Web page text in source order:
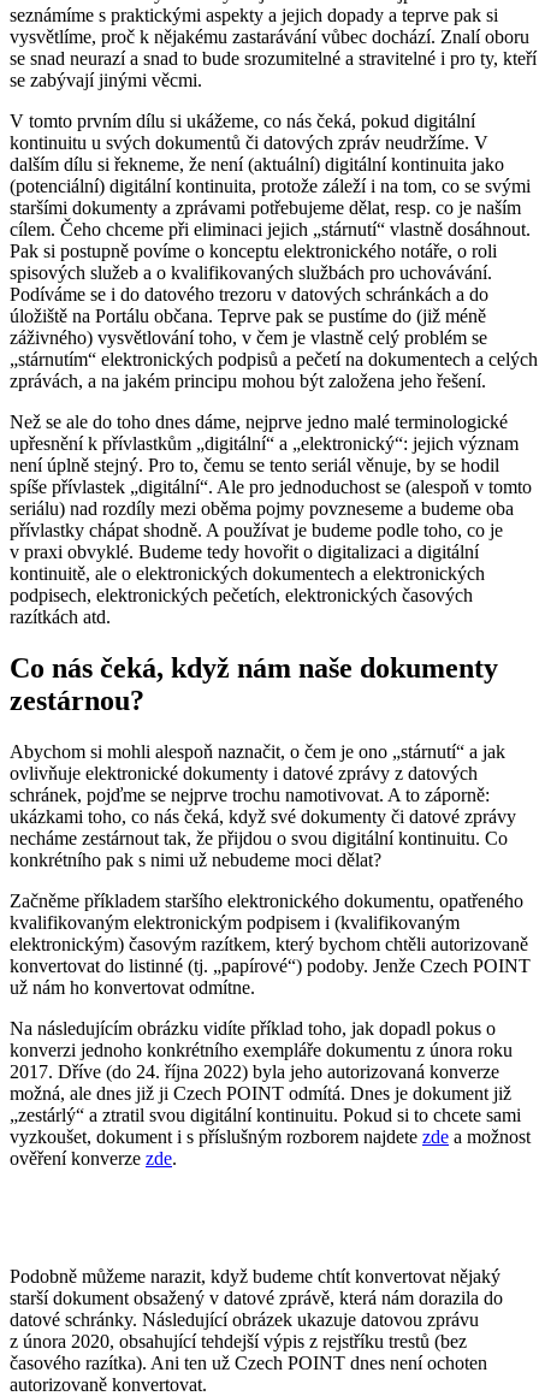
seznámíme s praktickými aspekty a jejich dopady a teprve pak si
vysvětlíme, proč k nějakému zastarávání vůbec dochází. Znalí oboru
se snad neurazí a snad to bude srozumitelné a stravitelné i pro ty, kteří
se zabývají jinými věcmi.
V tomto prvním dílu si ukážeme, co nás čeká, pokud digitální
kontinuitu u svých dokumentů či datových zpráv neudržíme. V
dalším dílu si řekneme, že není (aktuální) digitální kontinuita jako
(potenciální) digitální kontinuita, protože záleží i na tom, co se svými
staršími dokumenty a zprávami potřebujeme dělat, resp. co je naším
cílem. Čeho chceme při eliminaci jejich „stárnutí“ vlastně dosáhnout.
Pak si postupně povíme o konceptu elektronického notáře, o roli
spisových služeb a o kvalifikovaných službách pro uchovávání.
Podíváme se i do datového trezoru v datových schránkách a do
úložiště na Portálu občana. Teprve pak se pustíme do (již méně
záživného) vysvětlování toho, v čem je vlastně celý problém se
„stárnutím“ elektronických podpisů a pečetí na dokumentech a celých
zprávách, a na jakém principu mohou být založena jeho řešení.
Než se ale do toho dnes dáme, nejprve jedno malé terminologické
upřesnění k přívlastkům „digitální“ a „elektronický“: jejich význam
není úplně stejný. Pro to, čemu se tento seriál věnuje, by se hodil
spíše přívlastek „digitální“. Ale pro jednoduchost se (alespoň v tomto
seriálu) nad rozdíly mezi oběma pojmy povzneseme a budeme oba
přívlastky chápat shodně. A používat je budeme podle toho, co je
v praxi obvyklé. Budeme tedy hovořit o digitalizaci a digitální
kontinuitě, ale o elektronických dokumentech a elektronických
podpisech, elektronických pečetích, elektronických časových
razítkách atd.
Co nás čeká, když nám naše dokumenty
zestárnou?
Abychom si mohli alespoň naznačit, o čem je ono „stárnutí“ a jak
ovlivňuje elektronické dokumenty i datové zprávy z datových
schránek, pojďme se nejprve trochu namotivovat. A to záporně:
ukázkami toho, co nás čeká, když své dokumenty či datové zprávy
necháme zestárnout tak, že přijdou o svou digitální kontinuitu. Co
konkrétního pak s nimi už nebudeme moci dělat?
Začněme příkladem staršího elektronického dokumentu, opatřeného
kvalifikovaným elektronickým podpisem i (kvalifikovaným
elektronickým) časovým razítkem, který bychom chtěli autorizovaně
konvertovat do listinné (tj. „papírové“) podoby. Jenže Czech POINT
už nám ho konvertovat odmítne.
Na následujícím obrázku vidíte příklad toho, jak dopadl pokus o
konverzi jednoho konkrétního exempláře dokumentu z února roku
2017. Dříve (do 24. října 2022) byla jeho autorizovaná konverze
možná, ale dnes již ji Czech POINT odmítá. Dnes je dokument již
„zestárlý“ a ztratil svou digitální kontinuitu. Pokud si to chcete sami
vyzkoušet, dokument i s příslušným rozborem najdete zde a možnost
ověření konverze zde.
Podobně můžeme narazit, když budeme chtít konvertovat nějaký
starší dokument obsažený v datové zprávě, která nám dorazila do
datové schránky. Následující obrázek ukazuje datovou zprávu
z února 2020, obsahující tehdejší výpis z rejstříku trestů (bez
časového razítka). Ani ten už Czech POINT dnes není ochoten
autorizovaně konvertovat.